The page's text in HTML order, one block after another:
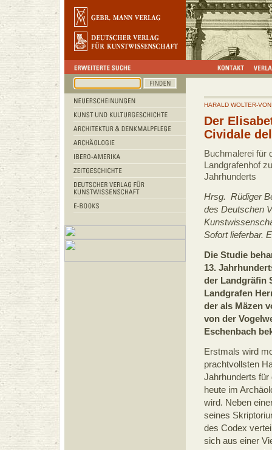
HARALD WOLTER-
Der
Cividale
Buchmalerei für
Landgrafenhof
Jahrhunderts
Hrsg. Rüdiger
des Deutschen
Sofort lieferbar.
Die Studie
13.
der Landgräfin
Landgrafen
der als Mäzen
von der
Eschenbach
Erstmals wird
prachtvollsten
Jahrhunderts für
heute im
wird. Neben
seines
des Codex
sich aus einer